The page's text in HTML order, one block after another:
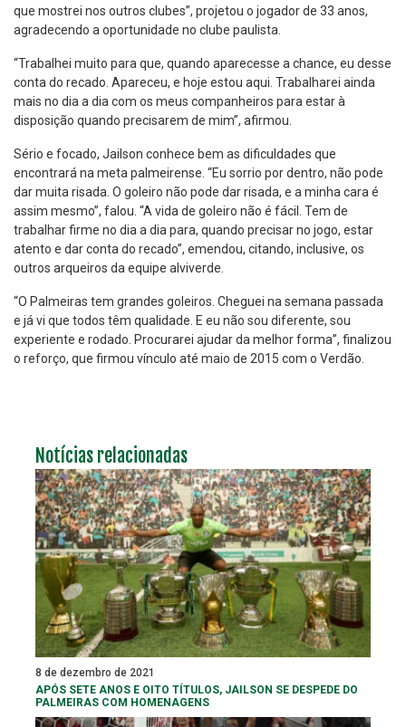
que mostrei nos outros clubes”, projetou o jogador de 33 anos,
agradecendo a oportunidade no clube paulista.
“Trabalhei muito para que, quando aparecesse a chance, eu desse
conta do recado. Apareceu, e hoje estou aqui. Trabalharei ainda
mais no dia a dia com os meus companheiros para estar à
disposição quando precisarem de mim”, afirmou.
Sério e focado, Jailson conhece bem as dificuldades que
encontrará na meta palmeirense. “Eu sorrio por dentro, não pode
dar muita risada. O goleiro não pode dar risada, e a minha cara é
assim mesmo”, falou. “A vida de goleiro não é fácil. Tem de
trabalhar firme no dia a dia para, quando precisar no jogo, estar
atento e dar conta do recado”, emendou, citando, inclusive, os
outros arqueiros da equipe alviverde.
“O Palmeiras tem grandes goleiros. Cheguei na semana passada
e já vi que todos têm qualidade. E eu não sou diferente, sou
experiente e rodado. Procurarei ajudar da melhor forma”, finalizou
o reforço, que firmou vínculo até maio de 2015 com o Verdão.
Notícias relacionadas
8 de dezembro de 2021
APÓS SETE ANOS E OITO TÍTULOS, JAILSON SE DESPEDE DO
PALMEIRAS COM HOMENAGENS